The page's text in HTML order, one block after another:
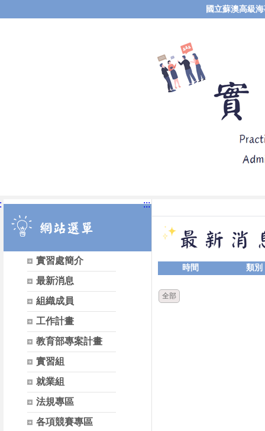
國立蘇澳高級
實習處簡介
最新消息
組織成員
工作計畫
教育部專案計畫
實習組
就業組
法規專區
各項競賽專區
:::
時間 類別
全部